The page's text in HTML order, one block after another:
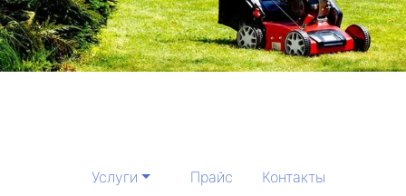
Услуги Прайс Контакты